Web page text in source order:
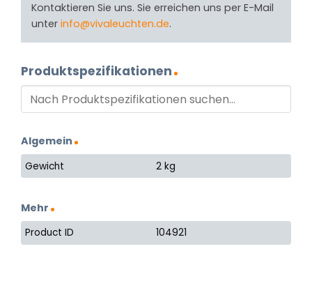
Kontaktieren Sie uns. Sie erreichen uns per E-Mail
unter info@vivaleuchten.de.
Produktspezifikationen
Algemein
Gewicht 2 kg
Mehr
Product ID 104921